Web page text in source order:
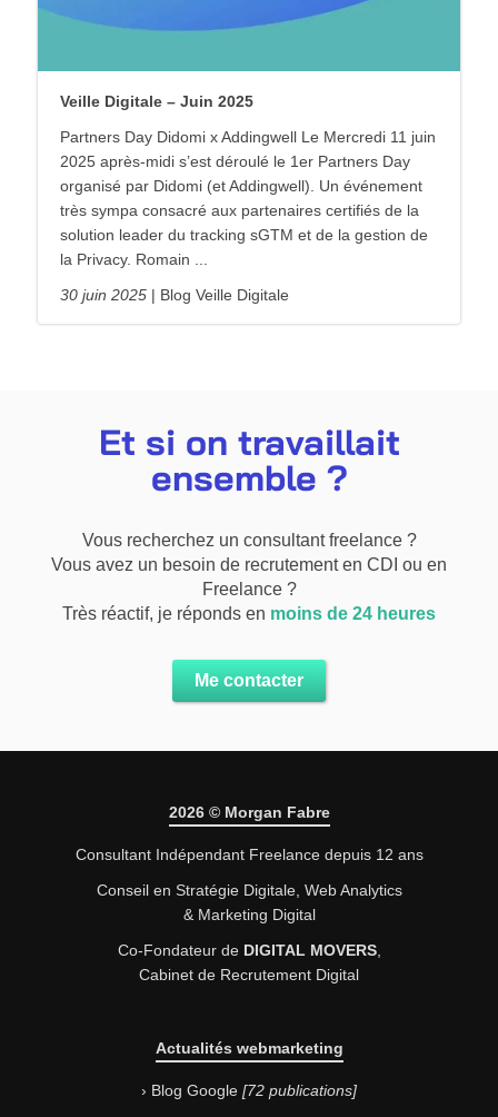
Veille Digitale – Juin 2025
Partners Day Didomi x Addingwell Le Mercredi 11 juin
2025 après-midi s’est déroulé le 1er Partners Day
organisé par Didomi (et Addingwell). Un événement
très sympa consacré aux partenaires certifiés de la
solution leader du tracking sGTM et de la gestion de
la Privacy. Romain ...
30 juin 2025
Blog Veille Digitale
Et si on travaillait
ensemble ?
Vous recherchez un consultant freelance ?
Vous avez un besoin de recrutement en CDI ou en
Freelance ?
Très réactif, je réponds en moins de 24 heures
Me contacter
2026 © Morgan Fabre
Consultant Indépendant Freelance depuis 12 ans
Conseil en Stratégie Digitale, Web Analytics
& Marketing Digital
Co-Fondateur de DIGITAL MOVERS,
Cabinet de Recrutement Digital
Actualités webmarketing
Blog Google 72 publications